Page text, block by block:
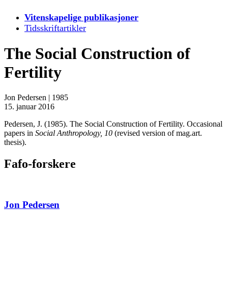
Vitenskapelige publikasjoner
Tidsskriftartikler
The Social Construction of
Fertility
Jon Pedersen | 1985
15. januar 2016
Pedersen, J. (1985). The Social Construction of Fertility. Occasional
papers in Social Anthropology, 10 (revised version of mag.art.
thesis).
Fafo-forskere
Jon Pedersen